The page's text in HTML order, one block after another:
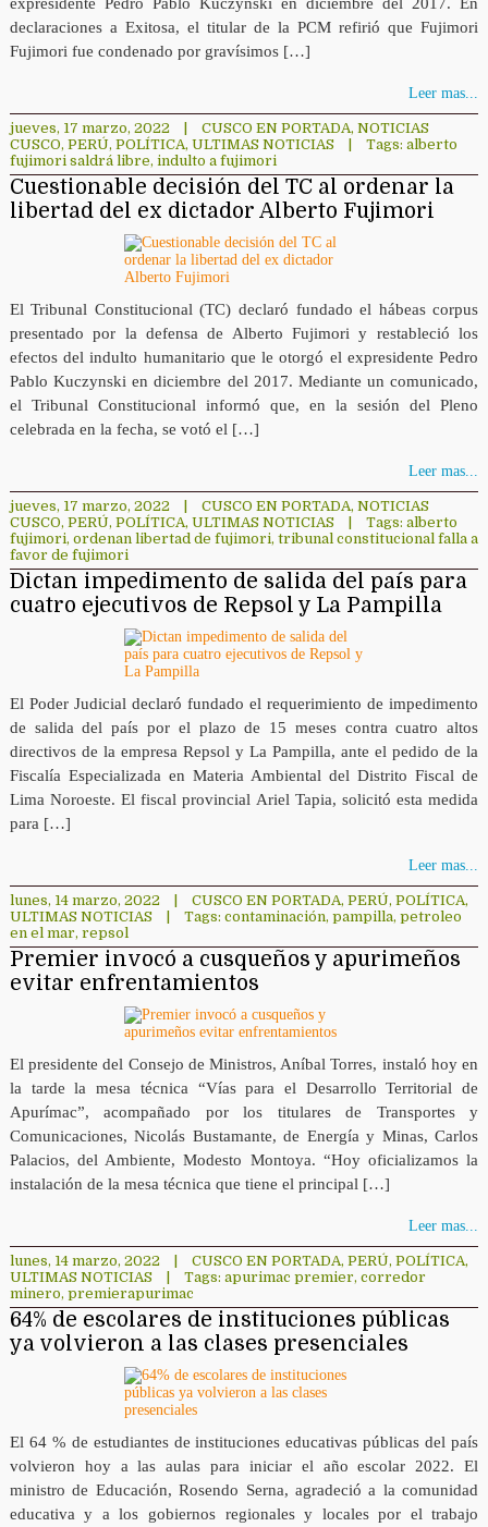
expresidente Pedro Pablo Kuczynski en diciembre del 2017. En
declaraciones a Exitosa, el titular de la PCM refirió que Fujimori
Fujimori fue condenado por gravísimos […]
Leer mas...
jueves, 17 marzo, 2022 CUSCO EN PORTADA, NOTICIAS
CUSCO, PERÚ, POLÍTICA, ULTIMAS NOTICIAS Tags: alberto
fujimori saldrá libre, indulto a fujimori
Cuestionable decisión del TC al ordenar la
libertad del ex dictador Alberto Fujimori
El Tribunal Constitucional (TC) declaró fundado el hábeas corpus
presentado por la defensa de Alberto Fujimori y restableció los
efectos del indulto humanitario que le otorgó el expresidente Pedro
Pablo Kuczynski en diciembre del 2017. Mediante un comunicado,
el Tribunal Constitucional informó que, en la sesión del Pleno
celebrada en la fecha, se votó el […]
Leer mas...
jueves, 17 marzo, 2022 CUSCO EN PORTADA, NOTICIAS
CUSCO, PERÚ, POLÍTICA, ULTIMAS NOTICIAS Tags: alberto
fujimori, ordenan libertad de fujimori, tribunal constitucional falla a
favor de fujimori
Dictan impedimento de salida del país para
cuatro ejecutivos de Repsol y La Pampilla
El Poder Judicial declaró fundado el requerimiento de impedimento
de salida del país por el plazo de 15 meses contra cuatro altos
directivos de la empresa Repsol y La Pampilla, ante el pedido de la
Fiscalía Especializada en Materia Ambiental del Distrito Fiscal de
Lima Noroeste. El fiscal provincial Ariel Tapia, solicitó esta medida
para […]
Leer mas...
lunes, 14 marzo, 2022 CUSCO EN PORTADA, PERÚ, POLÍTICA,
ULTIMAS NOTICIAS
Tags: contaminación, pampilla, petroleo
en el mar, repsol
Premier invocó a cusqueños y apurimeños
evitar enfrentamientos
El presidente del Consejo de Ministros, Aníbal Torres, instaló hoy en
la tarde la mesa técnica “Vías para el Desarrollo Territorial de
Apurímac”, acompañado por los titulares de Transportes y
Comunicaciones, Nicolás Bustamante, de Energía y Minas, Carlos
Palacios, del Ambiente, Modesto Montoya. “Hoy oficializamos la
instalación de la mesa técnica que tiene el principal […]
Leer mas...
lunes, 14 marzo, 2022 CUSCO EN PORTADA, PERÚ, POLÍTICA,
ULTIMAS NOTICIAS
Tags: apurimac premier, corredor
minero, premierapurimac
64% de escolares de instituciones públicas
ya volvieron a las clases presenciales
El 64 % de estudiantes de instituciones educativas públicas del país
volvieron hoy a las aulas para iniciar el año escolar 2022. El
ministro de Educación, Rosendo Serna, agradeció a la comunidad
educativa y a los gobiernos regionales y locales por el trabajo